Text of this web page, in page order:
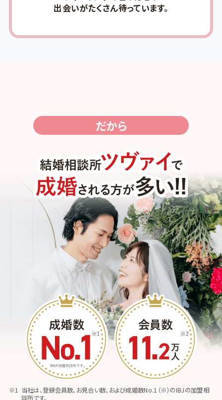
出会いがたくさん待っています。
だから
当社は、登録会員数、お見合い数、および成婚数No.1（※）のIBJの加盟相
談所です。